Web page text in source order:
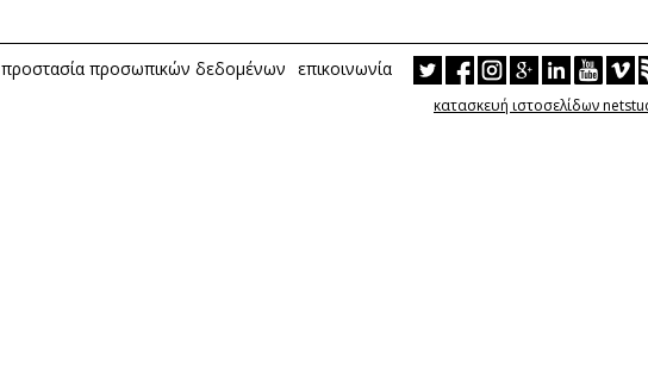
προστασία προσωπικών δεδομένων επικοινωνία
κατασκευή ιστοσελίδων